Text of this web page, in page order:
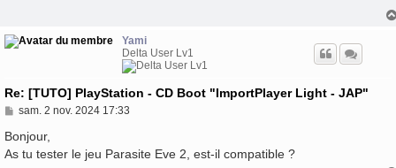
Yami
Delta User Lv1
Re: [TUTO] PlayStation - CD Boot "ImportPlayer Light - JAP"
M
s
a
sam. 2 nov. 2024 17:33
Bonjour,
As tu tester le jeu Parasite Eve 2, est-il compatible ?